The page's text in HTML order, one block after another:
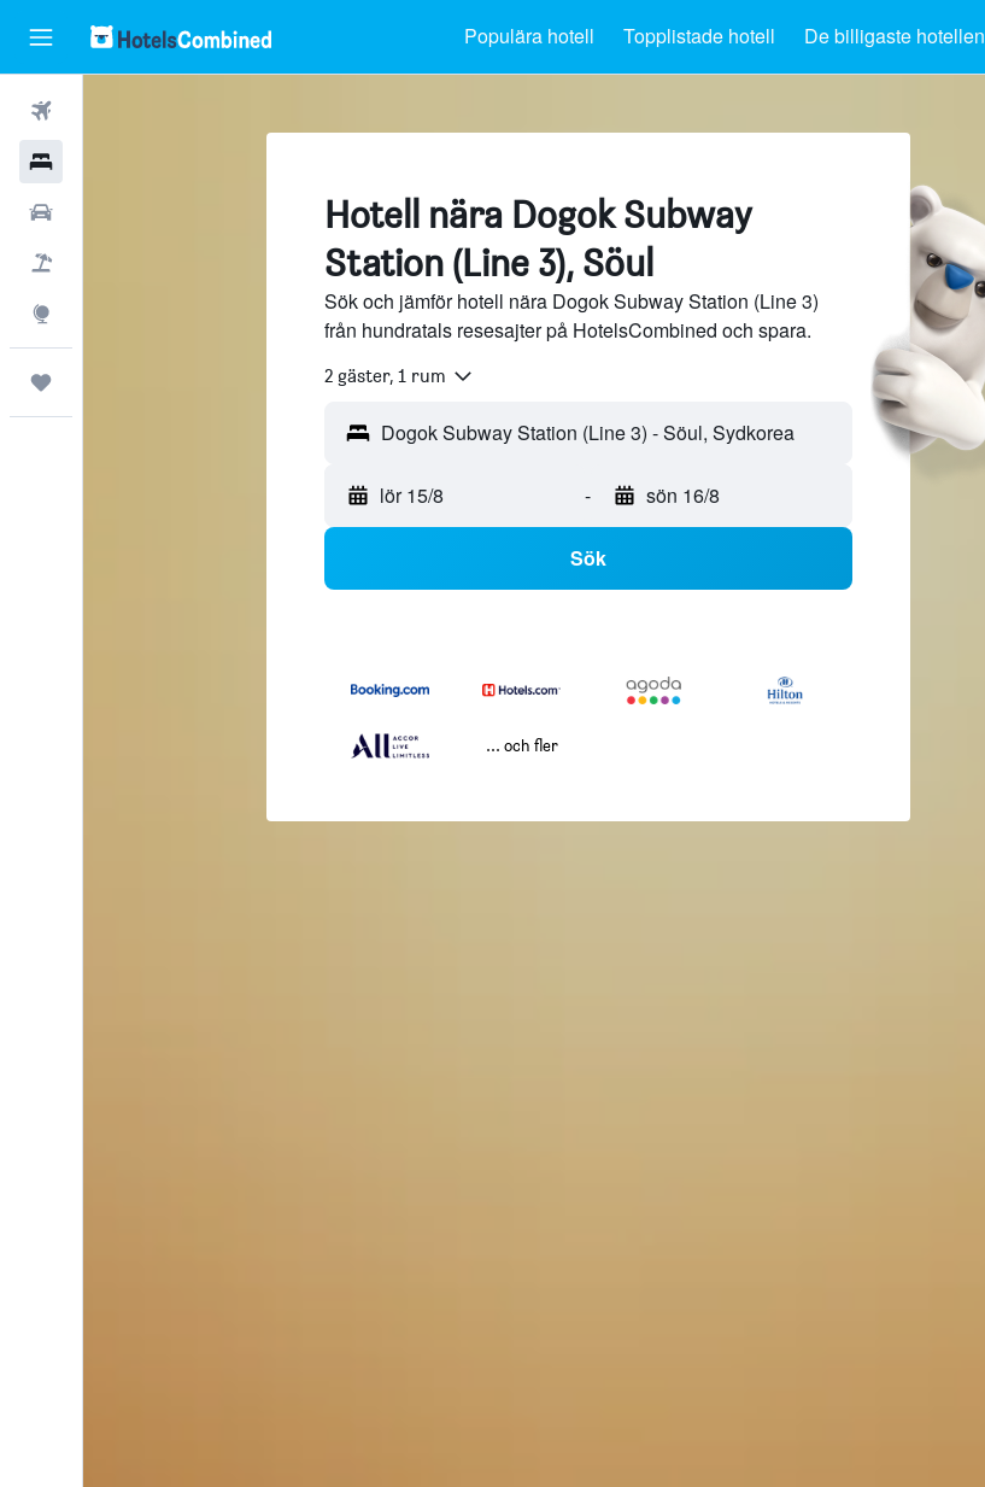
Populära hotell Topplistade hotell De billigaste hotellen
Hotell nära Dogok Subway
Station (Line 3), Söul
Sök och jämför hotell nära Dogok Subway Station (Line 3)
från hundratals resesajter på HotelsCombined och spara.
2 gäster, 1 rum
lör 15/8 - sön 16/8
Sök
... och fler